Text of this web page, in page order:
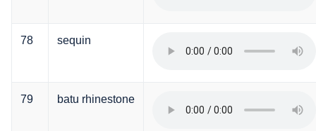
78 sequin
79 batu rhinestone